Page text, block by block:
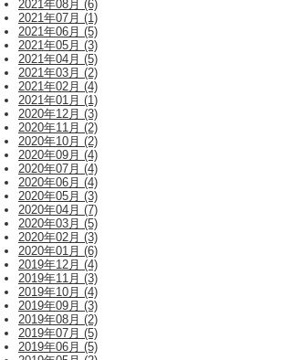
2021年08月 (6)
2021年07月 (1)
2021年06月 (5)
2021年05月 (3)
2021年04月 (5)
2021年03月 (2)
2021年02月 (4)
2021年01月 (1)
2020年12月 (3)
2020年11月 (2)
2020年10月 (2)
2020年09月 (4)
2020年07月 (4)
2020年06月 (4)
2020年05月 (3)
2020年04月 (7)
2020年03月 (5)
2020年02月 (3)
2020年01月 (6)
2019年12月 (4)
2019年11月 (3)
2019年10月 (4)
2019年09月 (3)
2019年08月 (2)
2019年07月 (5)
2019年06月 (5)